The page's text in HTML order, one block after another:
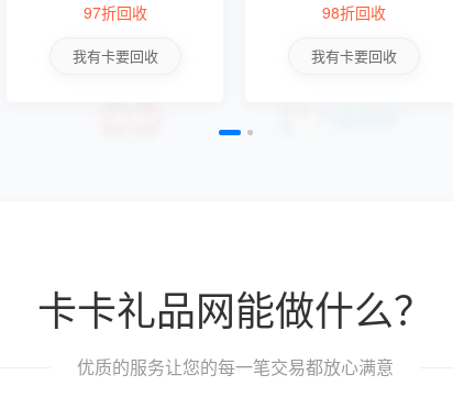
97折回收
我有卡要回收
98折回收
我有卡要回收
卡卡礼品网能做什么？
优质的服务让您的每一笔交易都放心满意